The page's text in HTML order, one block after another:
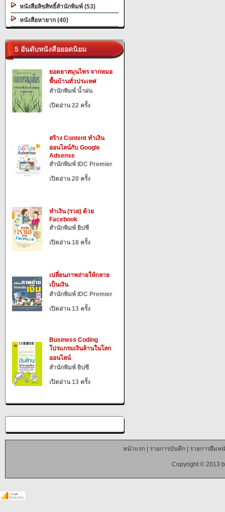
หนังสือลิขสิทธิ์สำนักพิมพ์ (53)
หนังสือหายาก (40)
5 อันดับหนังสือยอดนิยม
ยอดยาสมุนไพร จากหมอ
พื้นบ้านทั่วประเทศ
สำนักพิมพ์ น้ำฝน
เปิดอ่าน 22 ครั้ง
สร้าง Content ทำเงิน
ออนไลน์กับ Google
Adsense
สำนักพิมพ์ IDC Premier
เปิดอ่าน 20 ครั้ง
ทำเงิน (รวย) ด้วย
Facebook
สำนักพิมพ์ ยิปซี
เปิดอ่าน 18 ครั้ง
เปลี่ยนภาพถ่ายให้กลาย
เป็นเงิน
สำนักพิมพ์ IDC Premier
เปิดอ่าน 13 ครั้ง
Business Coding
โปรแกรมเงินล้านในโลก
ออนไลน์
สำนักพิมพ์ ยิปซี
เปิดอ่าน 13 ครั้ง
หน้าแรก| รายการบันทึก| รายการยืมห
Copyright © 2013